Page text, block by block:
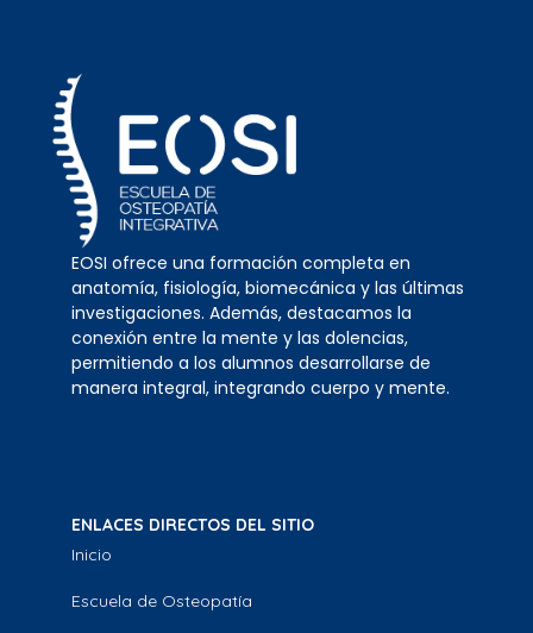
EOSI ofrece una formación completa en
anatomía, fisiología, biomecánica y las últimas
investigaciones. Además, destacamos la
conexión entre la mente y las dolencias,
permitiendo a los alumnos desarrollarse de
manera integral, integrando cuerpo y mente.
ENLACES DIRECTOS DEL SITIO
Inicio
Escuela de Osteopatía